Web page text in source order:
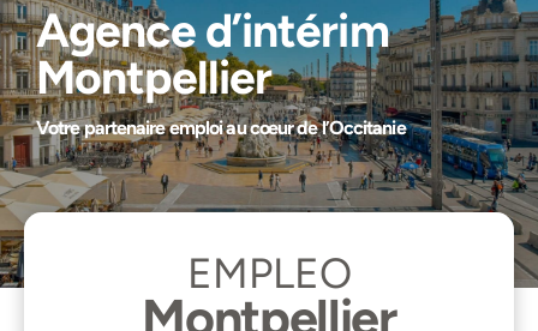
Agence d’intérim
Montpellier
Votre partenaire emploi au cœur de l’Occitanie
EMPLEO
Montpellier